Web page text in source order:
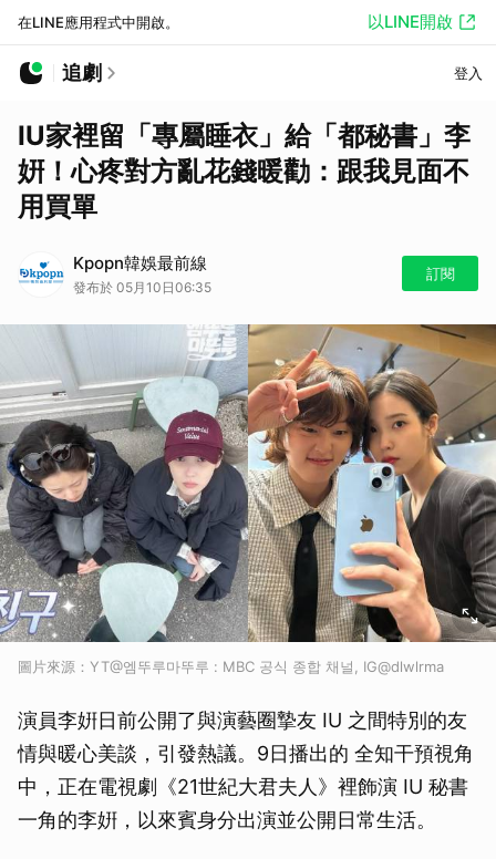
在LINE應用程式中開啟。 以LINE開啟
追劇 登入
IU家裡留「專屬睡衣」給「都秘書」李
姸！心疼對方亂花錢暖勸：跟我見面不
用買單
Kpopn韓娛最前線
發布於 05月10日06:35
訂閱
圖片來源：YT@엠뚜루마뚜루 : MBC 공식 종합 채널, IG@dlwlrma
演員李姸日前公開了與演藝圈摯友 IU 之間特別的友
情與暖心美談，引發熱議。9日播出的 全知干預視角
中，正在電視劇《21世紀大君夫人》裡飾演 IU 秘書
一角的李姸，以來賓身分出演並公開日常生活。